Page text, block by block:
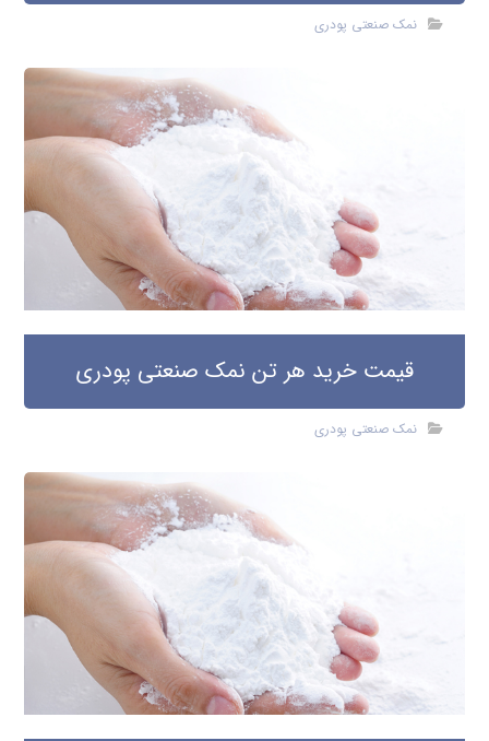
نمک صنعتی پودری
قیمت خرید هر تن نمک صنعتی پودری
نمک صنعتی پودری